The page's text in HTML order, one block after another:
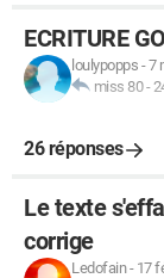
ECRITURE
loulypopps -7
miss 80-
26 réponses
Le texte
corrige
Ledofain- 17